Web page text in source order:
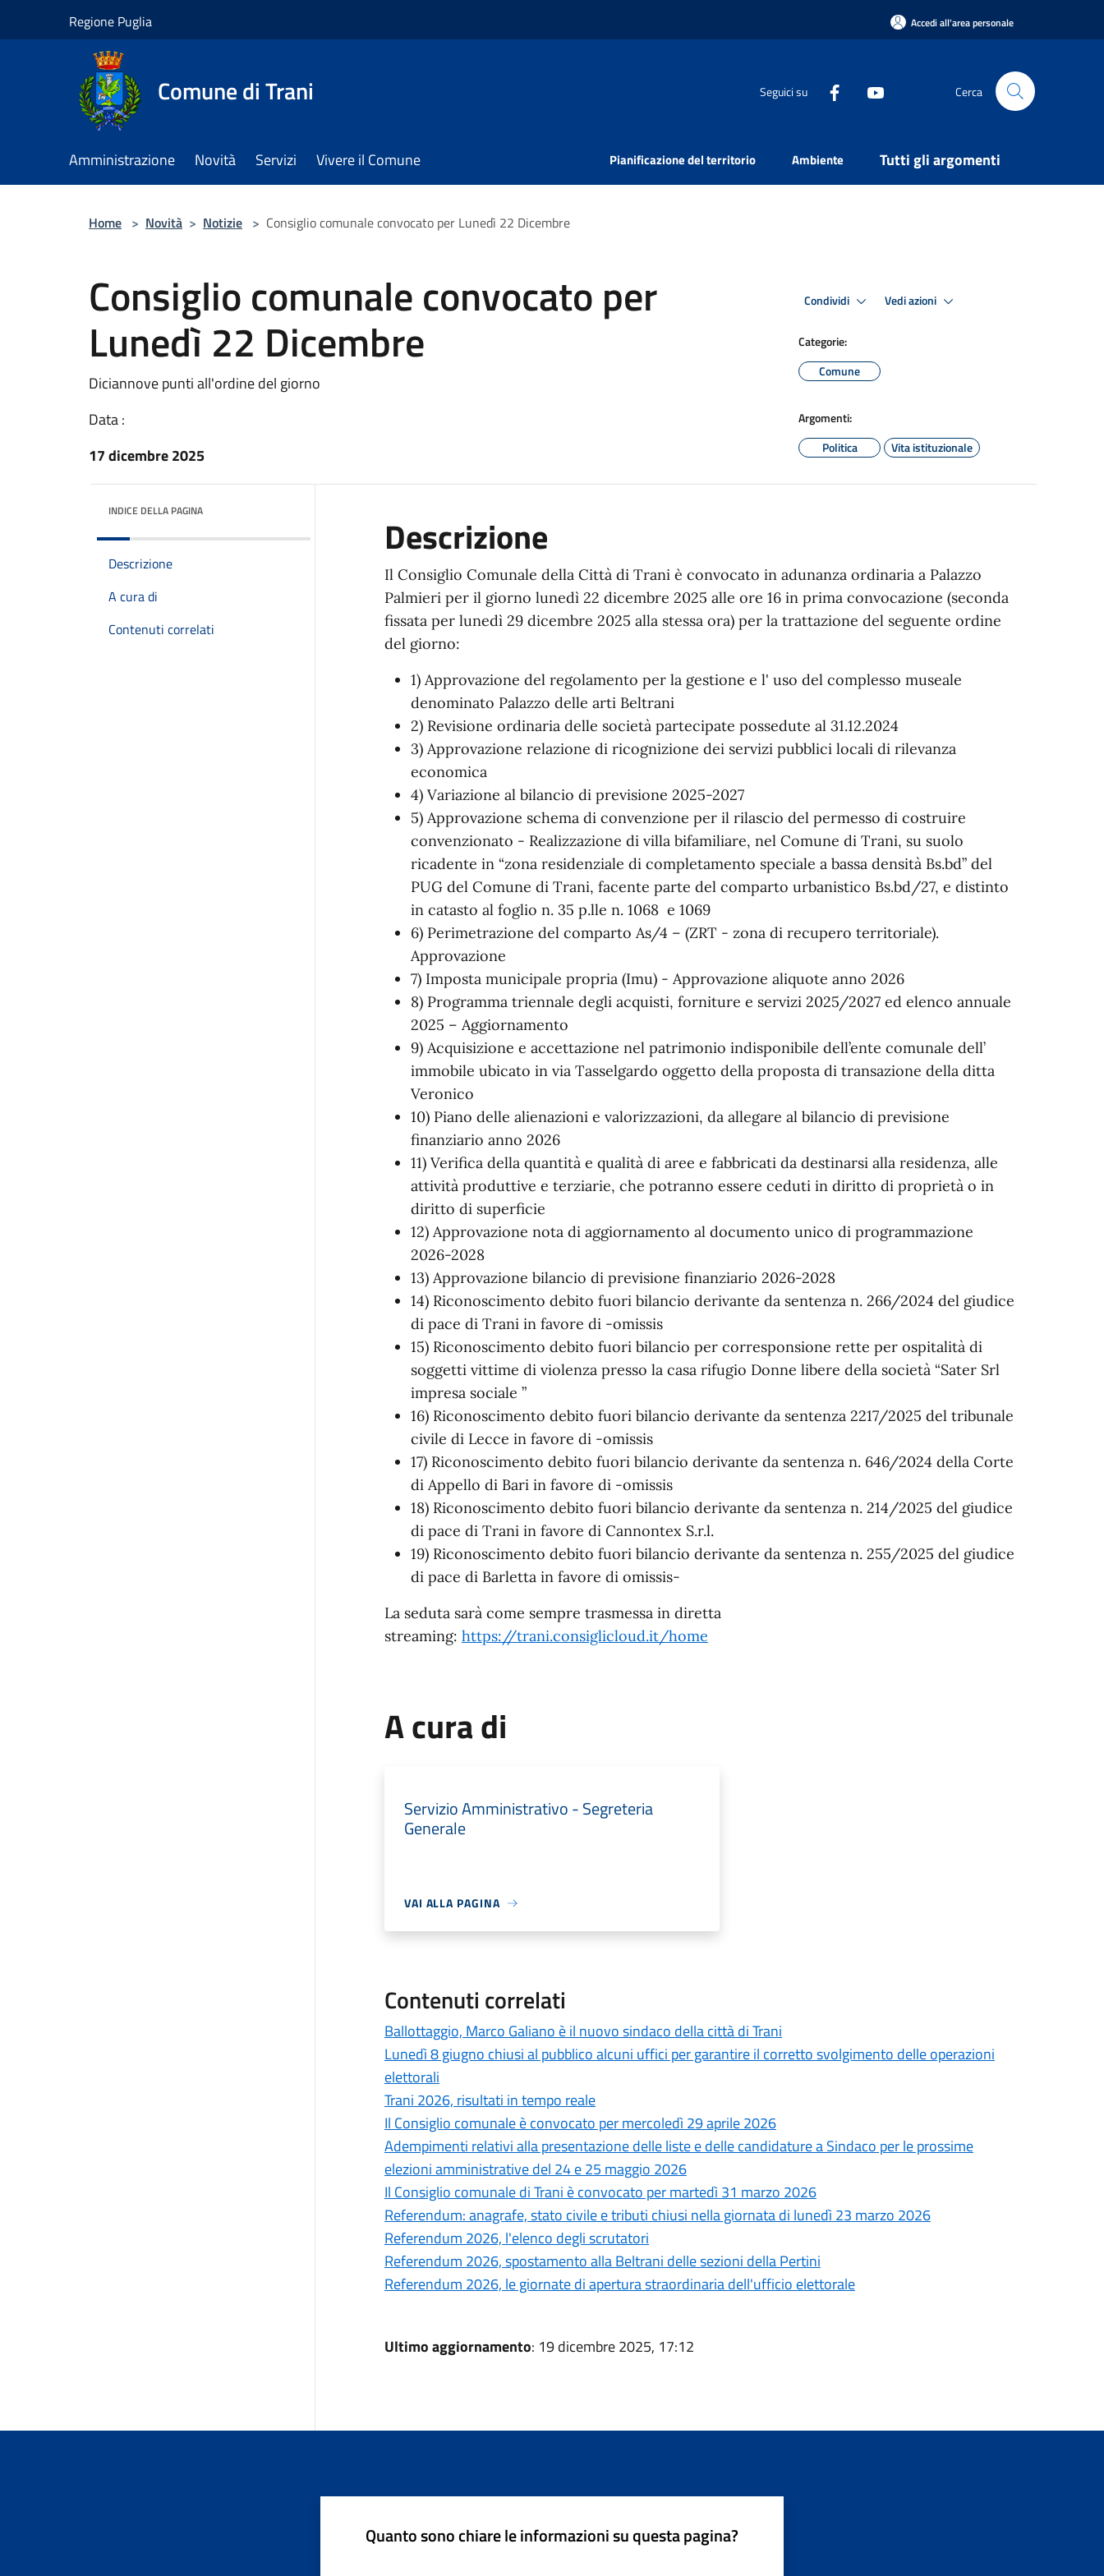
Regione Puglia Accedi all'area personale
Comune di Trani Seguici su Cerca
Amministrazione Novità Servizi Vivere il Comune Pianificazione del territorio Ambiente Tutti gli argomenti
Home > Novità > Notizie > Consiglio comunale convocato per Lunedì 22 Dicembre
Consiglio comunale convocato per
Lunedì 22 Dicembre
Diciannove punti all'ordine del giorno
Data :
17 dicembre 2025
Condividi Vedi azioni
Categorie:
Comune
Argomenti:
Politica
Vita istituzionale
INDICE DELLA PAGINA
Descrizione
A cura di
Contenuti correlati
Descrizione
Il Consiglio Comunale della Città di Trani è convocato in adunanza ordinaria a Palazzo
Palmieri per il giorno lunedì 22 dicembre 2025 alle ore 16 in prima convocazione (seconda
fissata per lunedì 29 dicembre 2025 alla stessa ora) per la trattazione del seguente ordine
del giorno:
1) Approvazione del regolamento per la gestione e l' uso del complesso museale
denominato Palazzo delle arti Beltrani
2) Revisione ordinaria delle società partecipate possedute al 31.12.2024
3) Approvazione relazione di ricognizione dei servizi pubblici locali di rilevanza
economica
4) Variazione al bilancio di previsione 2025-2027
5) Approvazione schema di convenzione per il rilascio del permesso di costruire
convenzionato - Realizzazione di villa bifamiliare, nel Comune di Trani, su suolo
ricadente in “zona residenziale di completamento speciale a bassa densità Bs.bd” del
PUG del Comune di Trani, facente parte del comparto urbanistico Bs.bd/27, e distinto
in catasto al foglio n. 35 p.lle n. 1068 e 1069
6) Perimetrazione del comparto As/4 – (ZRT - zona di recupero territoriale).
Approvazione
7) Imposta municipale propria (Imu) - Approvazione aliquote anno 2026
8) Programma triennale degli acquisti, forniture e servizi 2025/2027 ed elenco annuale
2025 – Aggiornamento
9) Acquisizione e accettazione nel patrimonio indisponibile dell’ente comunale dell’
immobile ubicato in via Tasselgardo oggetto della proposta di transazione della ditta
Veronico
10) Piano delle alienazioni e valorizzazioni, da allegare al bilancio di previsione
finanziario anno 2026
11) Verifica della quantità e qualità di aree e fabbricati da destinarsi alla residenza, alle
attività produttive e terziarie, che potranno essere ceduti in diritto di proprietà o in
diritto di superficie
12) Approvazione nota di aggiornamento al documento unico di programmazione
2026-2028
13) Approvazione bilancio di previsione finanziario 2026-2028
14) Riconoscimento debito fuori bilancio derivante da sentenza n. 266/2024 del giudice
di pace di Trani in favore di -omissis
15) Riconoscimento debito fuori bilancio per corresponsione rette per ospitalità di
soggetti vittime di violenza presso la casa rifugio Donne libere della società “Sater Srl
impresa sociale ”
16) Riconoscimento debito fuori bilancio derivante da sentenza 2217/2025 del tribunale
civile di Lecce in favore di -omissis
17) Riconoscimento debito fuori bilancio derivante da sentenza n. 646/2024 della Corte
di Appello di Bari in favore di -omissis
18) Riconoscimento debito fuori bilancio derivante da sentenza n. 214/2025 del giudice
di pace di Trani in favore di Cannontex S.r.l.
19) Riconoscimento debito fuori bilancio derivante da sentenza n. 255/2025 del giudice
di pace di Barletta in favore di omissis-
La seduta sarà come sempre trasmessa in diretta
streaming: https://trani.consiglicloud.it/home
A cura di
Servizio Amministrativo - Segreteria
Generale
VAI ALLA PAGINA
Contenuti correlati
Ballottaggio, Marco Galiano è il nuovo sindaco della città di Trani
Lunedì 8 giugno chiusi al pubblico alcuni uffici per garantire il corretto svolgimento delle operazioni
elettorali
Trani 2026, risultati in tempo reale
Il Consiglio comunale è convocato per mercoledì 29 aprile 2026
Adempimenti relativi alla presentazione delle liste e delle candidature a Sindaco per le prossime
elezioni amministrative del 24 e 25 maggio 2026
Il Consiglio comunale di Trani è convocato per martedì 31 marzo 2026
Referendum: anagrafe, stato civile e tributi chiusi nella giornata di lunedì 23 marzo 2026
Referendum 2026, l'elenco degli scrutatori
Referendum 2026, spostamento alla Beltrani delle sezioni della Pertini
Referendum 2026, le giornate di apertura straordinaria dell'ufficio elettorale
Ultimo aggiornamento: 19 dicembre 2025, 17:12
Quanto sono chiare le informazioni su questa pagina?